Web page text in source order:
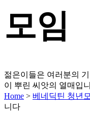
모임
젊은이들은 여러분의
이 뿌린 씨앗의 열매입
Home > 베네딕틴 청년
니다